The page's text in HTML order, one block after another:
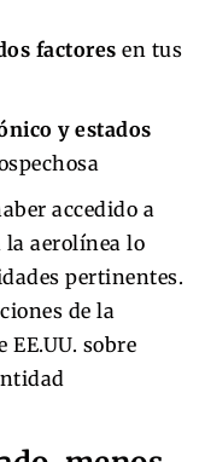
factores en tus
y estados
accedido a
la aerolínea lo
pertinentes.
de la
EE.UU. sobre